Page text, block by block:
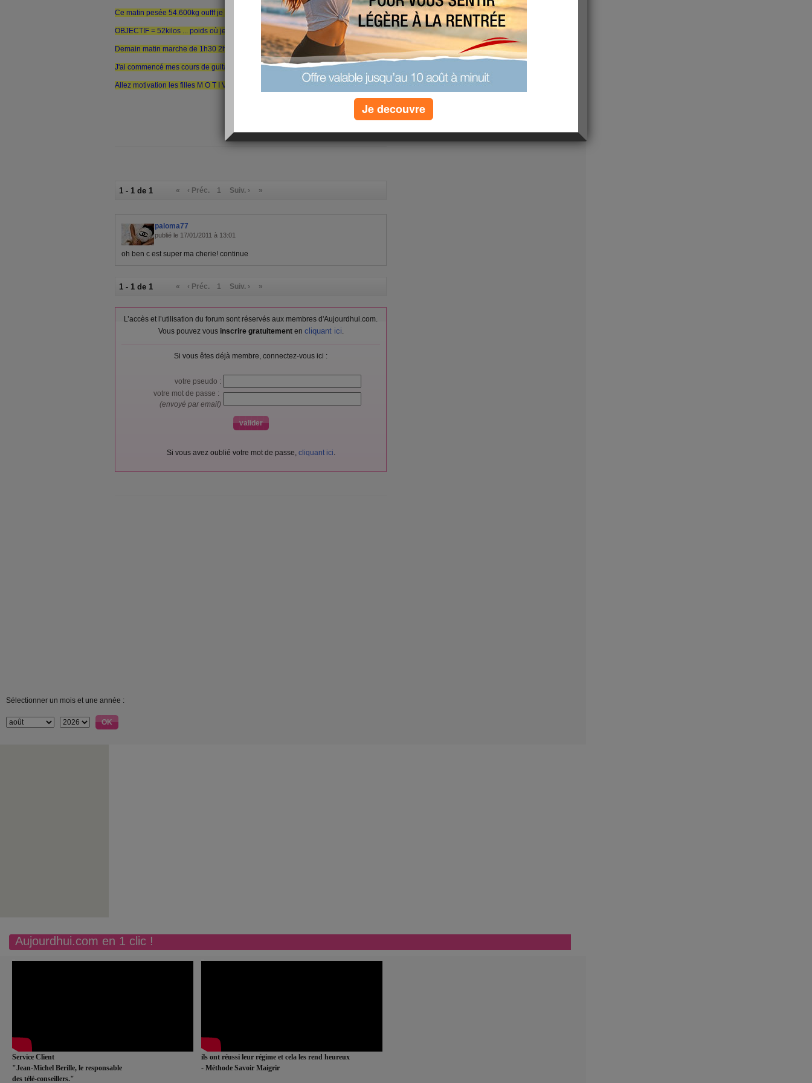
Ce matin pesée 54.600kg oufff je ne vois plus les 55 !!!
OBJECTIF = 52kilos ... poids où je suis bien dans ma tête et dans mon corps !!
Demain matin marche de 1h30 2h avec ma copine ... j'adore ça !!!
J'ai commencé mes cours de guitare et j'adore ça ...
Allez motivation les filles M O T I V A T I O N
(1) commentaires
1 - 1 de 1 « ‹ Préc. 1 Suiv. › »
paloma77
publié le 17/01/2011 à 13:01
oh ben c est super ma cherie! continue
1 - 1 de 1 « ‹ Préc. 1 Suiv. › »
L’accès et l’utilisation du forum sont réservés aux membres d'Aujourdhui.com.
Vous pouvez vous inscrire gratuitementen cliquant ici.
Si vous êtes déjà membre, connectez-vous ici :
votre pseudo :
votre mot de passe :
(envoyé par email)
Si vous avez oublié votre mot de passe, cliquant ici.
Sélectionner un mois et une année :
Aujourdhui.com en 1 clic !
Service Client
"Jean-Michel Berille, le responsable
des télé-conseillers."
ils ont réussi leur régime et cela les rend heureux
- Méthode Savoir Maigrir
Je decouvre